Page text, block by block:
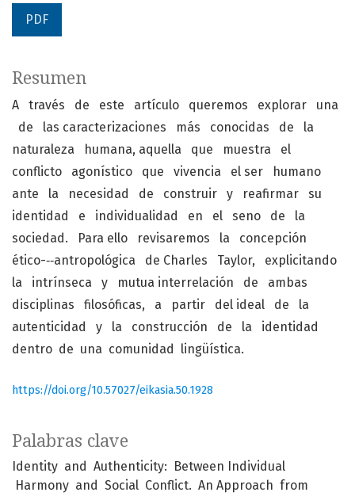
PDF
Palabras clave
Identity and Authenticity: Between Individual
Harmony and Social Conflict. An Approach from
Resumen
A través de este artículo queremos explorar una
de las caracterizaciones más conocidas de la
naturaleza humana, aquella que muestra el
conflicto agonístico que vivencia el ser humano
ante la necesidad de construir y reafirmar su
identidad e individualidad en el seno de la
sociedad. Para ello revisaremos la concepción
ético-­‐‑antropológica de Charles Taylor, explicitando
la intrínseca y mutua interrelación de ambas
disciplinas filosóficas, a partir del ideal de la
autenticidad y la construcción de la identidad
dentro de una comunidad lingüística.
https://doi.org/10.57027/eikasia.50.1928